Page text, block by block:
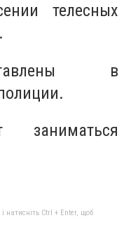
телесных
в
натисніть Ctrl + Enter, щоб